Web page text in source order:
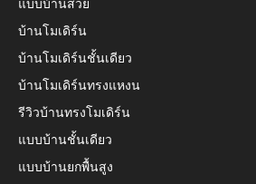
บ้านโมเดิร์น
บ้านโมเดิร์นชั้นเดียว
บ้านโมเดิร์นทรงแหงน
รีวิวบ้านทรงโมเดิร์น
แบบบ้านชั้นเดียว
แบบบ้านยกพื้นสูง